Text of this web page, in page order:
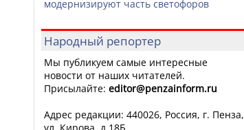
модернизируют часть светофоров
Народный репортер
Мы публикуем самые интересные
новости от наших читателей.
Присылайте: editor@penzainform.ru
Адрес редакции: 440026, Россия, г. Пенза,